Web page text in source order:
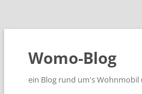
Zum
Womo-Blog
ein Blog rund um's Wohnmobil